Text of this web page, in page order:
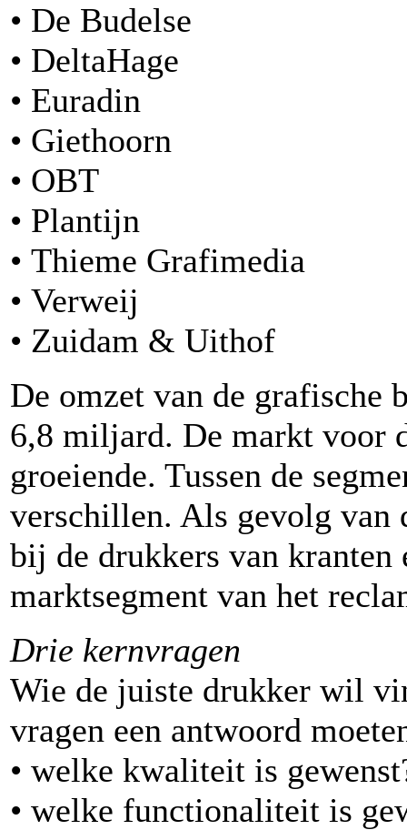
• De Budelse
• DeltaHage
• Euradin
• Giethoorn
• OBT
• Plantijn
• Thieme Grafimedia
• Verweij
• Zuidam & Uithof
De omzet van de grafische
6,8 miljard. De markt
groeiende. Tussen de
verschillen. Als gevolg van
bij de drukkers van
marktsegment van het
Drie kernvragen
Wie de juiste drukker wil
vragen een antwoord
• welke kwaliteit is
• welke functionaliteit is